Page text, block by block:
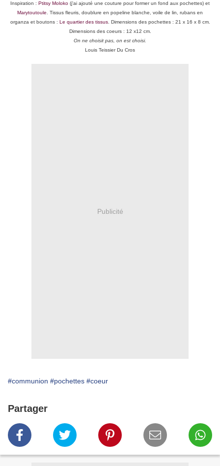
Inspiration : Ptitsy Moloko (j'ai ajouté une couture pour former un fond aux pochettes) et
Marytoutoule . Tissus fleuris, doublure en popeline blanche, voile de lin, rubans en
organza et boutons : Le quartier des tissus. Dimensions des pochettes : 21 x 16 x 8 cm.
Dimensions des coeurs : 12 x12 cm.
On ne choisit pas, on est choisi.
Louis Teissier Du Cros
Publicité
#communion #pochettes #coeur
Partager